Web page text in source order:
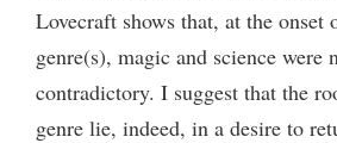
Lovecraft shows that, at the onset
genre(s), magic and science were
contradictory. I suggest that the
genre lie, indeed, in a desire to